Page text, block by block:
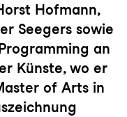
Hofmann,
Seegers sowie
an
Künste, wo er
of Arts in